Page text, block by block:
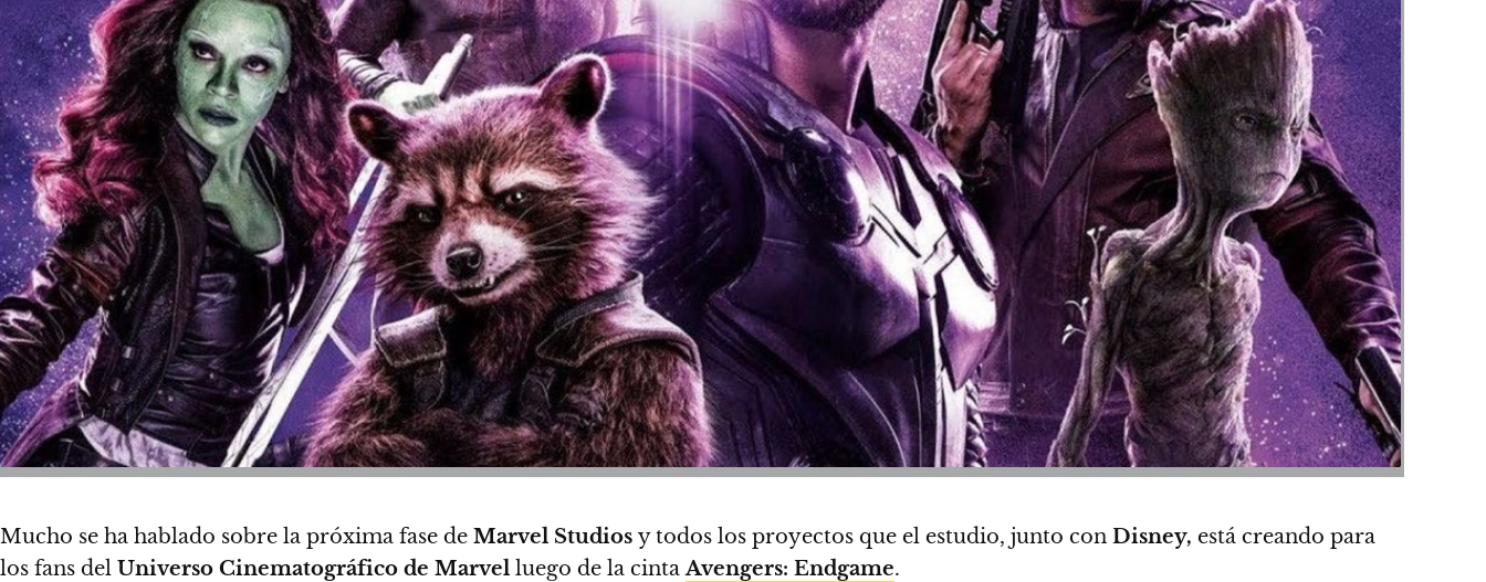
Mucho se ha hablado sobre la próxima fase de Marvel Studios y todos los proyectos que el estudio, junto con Disney, está creando para
los fans del Universo Cinematográfico de Marvel luego de la cintaAvengers: Endgame.